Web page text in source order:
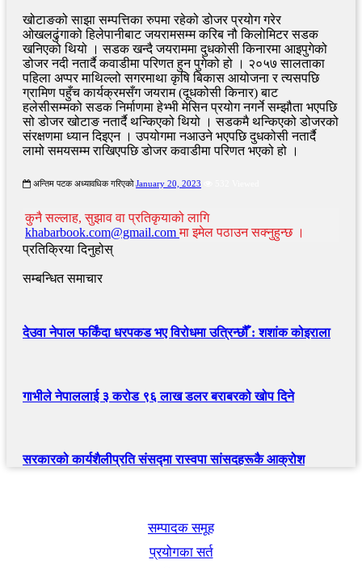
खोटाङको साझा सम्पत्तिका रुपमा रहेको डोजर प्रयोग गरेर
ओखलढुंगाको हिलेपानीबाट जयरामसम्म करिब नौ किलोमिटर सडक
खनिएको थियो । सडक खन्दै जयराममा दुधकोसी किनारमा आइपुगेको
डोजर नदी नतार्दै कवाडीमा परिणत हुन पुगेको हो । २०५७ सालताका
पहिला अप्पर माथिल्लो सगरमाथा कृषि बिकास आयोजना र त्यसपछि
ग्रामिण पहुँच कार्यक्रमसँग जयराम (दूधकोसी किनार) बाट
हलेसीसम्मको सडक निर्माणमा हेभ्भी मेसिन प्रयोग नगर्ने सम्झौता भएपछि
सो डोजर खोटाङ नतार्दै थन्किएको थियो । सडकमै थन्किएको डोजरको
संरक्षणमा ध्यान दिइएन । उपयोगमा नआउने भएपछि दुधकोसी नतार्दै
लामो समयसम्म राखिएपछि डोजर कवाडीमा परिणत भएको हो ।
अन्तिम पटक अध्यावधिक गरिएको January 20, 2023
कुनै सल्लाह, सुझाव वा प्रतिकृयाको लागि
khabarbook.com@gmail.comमा इमेल पठाउन सक्नुहुन्छ ।
प्रतिक्रिया दिनुहोस्
सम्बन्धित समाचार
देउवा नेपाल फर्किंदा धरपकड भए विरोधमा उत्रिन्छौँ : शशांक कोइराला
गाभीले नेपाललाई ३ करोड ९६ लाख डलर बराबरको खोप दिने
सरकारको कार्यशैलीप्रति संसद्‍मा रास्वपा सांसदहरूकै आक्रोश
सम्पादक समूह
प्रयोगका सर्त